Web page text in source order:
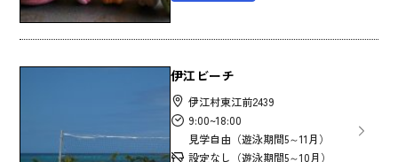
伊江ビーチ
伊江村東江前2439
9:00~18:00
見学自由（遊泳期間5～11月）
設定なし（遊泳期間5～10月）